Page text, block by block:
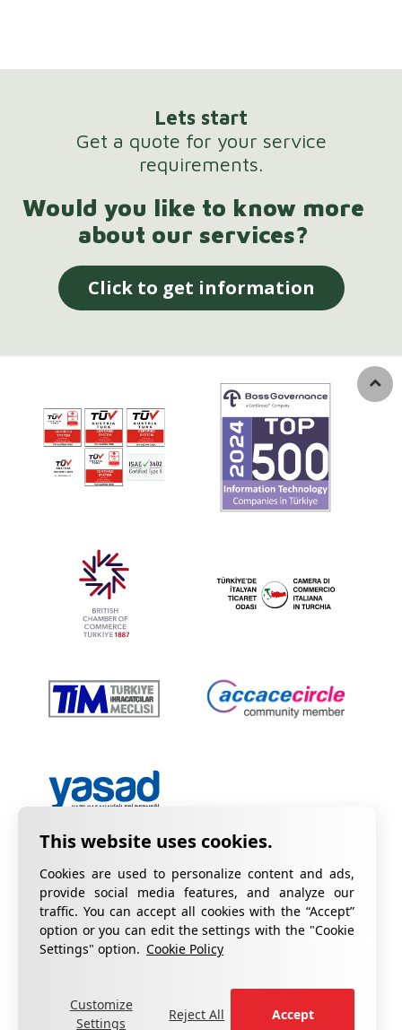
Cookies are used to personalize content and ads,
provide social media features, and analyze our
traffic. You can accept all cookies with the “Accept”
option or you can edit the settings with the "Cookie
Settings" option. Cookie Policy
Customize
Settings
Reject All Accept
Lets start
Get a quote for your service
requirements.
Would you like to know more
about our services?
Click to get information
Privacy Policy
Information on KVKK
For your complaints, please fill out the form